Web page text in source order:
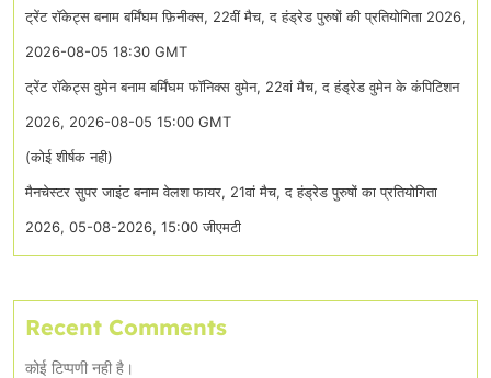
ट्रेंट रॉकेट्स बनाम बर्मिंघम फ़िनीक्स, 22वीं मैच, द हंड्रेड पुरुषों की प्रतियोगिता 2026,
2026-08-05 18:30 GMT
ट्रेंट रॉकेट्स वुमेन बनाम बर्मिंघम फॉनिक्स वुमेन, 22वां मैच, द हंड्रेड वुमेन के कंपिटिशन
2026, 2026-08-05 15:00 GMT
(कोई शीर्षक नही)
मैनचेस्टर सुपर जाइंट बनाम वेलश फायर, 21वां मैच, द हंड्रेड पुरुषों का प्रतियोगिता
2026, 05-08-2026, 15:00 जीएमटी
Recent Comments
कोई टिप्पणी नही है।